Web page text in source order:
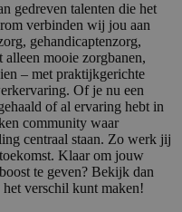
gedreven talenten die het
verbinden wij jou aan
gehandicaptenzorg,
mooie zorgbanen,
– met praktijkgerichte
Of je nu een
of al ervaring hebt in
community waar
centraal staan. Zo werk jij
Klaar om jouw
te geven? Bekijk dan
verschil kunt maken!